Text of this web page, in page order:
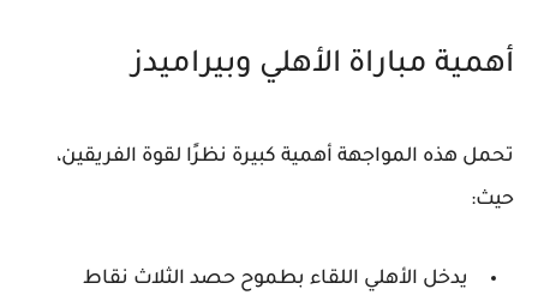
أهمية مباراة الأهلي وبيراميدز
تحمل هذه المواجهة أهمية كبيرة نظرًا لقوة الفريقين،
حيث:
يدخل الأهلي اللقاء بطموح حصد الثلاث نقاط